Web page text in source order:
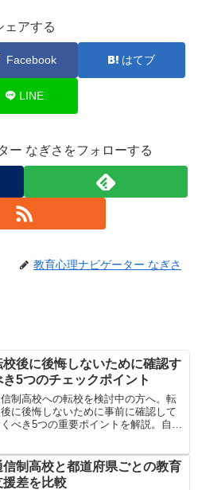
ェアする
Facebook はてブ
LINE
ー なぎさをフォローする
教育心理ナビゲーター なぎさ
校後に後悔しないために確認す
き5つのチェックポイント
制高校への転校を検討中の方へ。転
に後悔しないために事前に確認して
べき5つの重要ポイントを解説。自分
信制高校と都道府県ごとの教育
援差を比較